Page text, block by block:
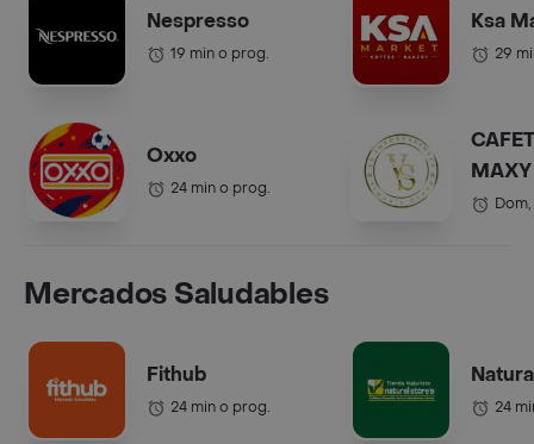
Nespresso
19 min o prog.
Oxxo
24 min o prog.
Ksa
29
COL.).
Mercados Saludables
Fithub
24 min o prog. 24